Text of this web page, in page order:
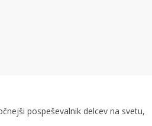
pospeševalnik delcev na svetu,